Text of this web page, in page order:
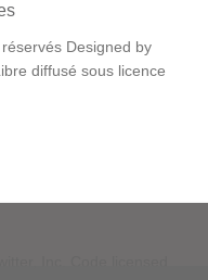
Designed by
diffusé sous licence